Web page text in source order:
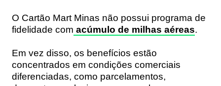
O Cartão Mart Minas não possui programa de
fidelidade com acúmulo de milhas aéreas.
Em vez disso, os benefícios estão
concentrados em condições comerciais
diferenciadas, como parcelamentos,